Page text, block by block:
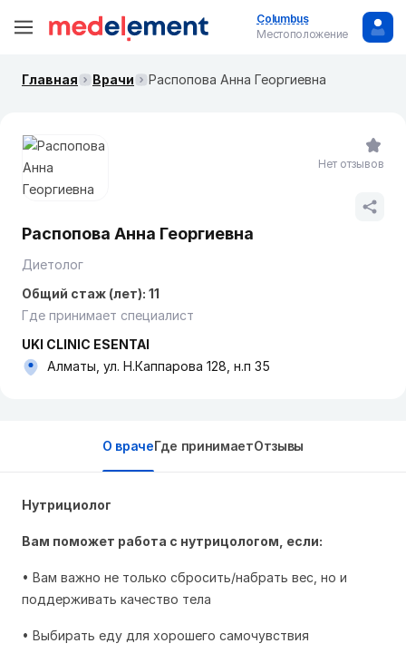
Columbus
Местоположение
Главная Врачи Распопова Анна Георгиевна
Распопова Анна Георгиевна
Диетолог
Общий стаж (лет): 11
Где принимает специалист
UKI CLINIC ESENTAI
Алматы, ул. Н.Каппарова 128, н.п 35
Нет отзывов
О врачеГде принимаетОтзывы
Нутрициолог
Вам поможет работа с нутрицологом, если:
• Вам важно не только сбросить/набрать вес, но и
поддерживать качество тела
• Выбирать еду для хорошего самочувствия